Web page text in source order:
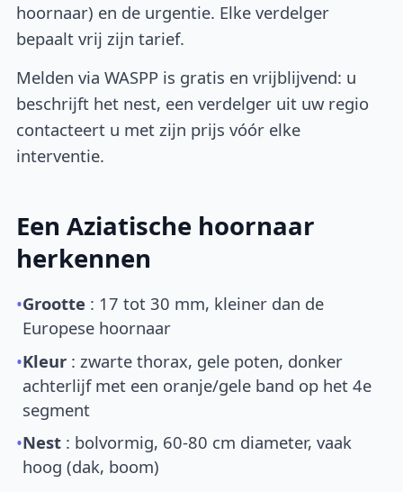
hoornaar) en de urgentie. Elke verdelger
bepaalt vrij zijn tarief.
Melden via WASPP is gratis en vrijblijvend: u
beschrijft het nest, een verdelger uit uw regio
contacteert u met zijn prijs vóór elke
interventie.
Een Aziatische hoornaar
herkennen
•Grootte : 17 tot 30 mm, kleiner dan de
Europese hoornaar
•Kleur : zwarte thorax, gele poten, donker
achterlijf met een oranje/gele band op het 4e
segment
•Nest : bolvormig, 60-80 cm diameter, vaak
hoog (dak, boom)